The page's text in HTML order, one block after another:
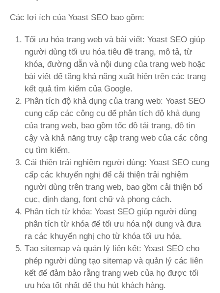
Các lợi ích của Yoast SEO bao gồm:
Tối ưu hóa trang web và bài viết: Yoast SEO giúp
người dùng tối ưu hóa tiêu đề trang, mô tả, từ
khóa, đường dẫn và nội dung của trang web hoặc
bài viết để tăng khả năng xuất hiện trên các trang
kết quả tìm kiếm của Google.
Phân tích độ khả dụng của trang web: Yoast SEO
cung cấp các công cụ để phân tích độ khả dụng
của trang web, bao gồm tốc độ tải trang, độ tin
cậy và khả năng truy cập trang web của các công
cụ tìm kiếm.
Cải thiện trải nghiệm người dùng: Yoast SEO cung
cấp các khuyến nghị để cải thiện trải nghiệm
người dùng trên trang web, bao gồm cải thiện bố
cục, định dạng, font chữ và phong cách.
Phân tích từ khóa: Yoast SEO giúp người dùng
phân tích từ khóa để tối ưu hóa nội dung và đưa
ra các khuyến nghị cho từ khóa tối ưu hóa.
Tạo sitemap và quản lý liên kết: Yoast SEO cho
phép người dùng tạo sitemap và quản lý các liên
kết để đảm bảo rằng trang web của họ được tối
ưu hóa tốt nhất để thu hút khách hàng.